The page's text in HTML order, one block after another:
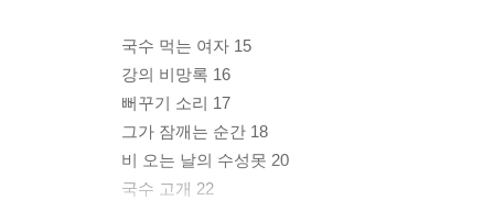
국수 먹는 여자 15
강의 비망록 16
뻐꾸기 소리 17
그가 잠깨는 순간 18
비 오는 날의 수성못 20
국수 고개 22